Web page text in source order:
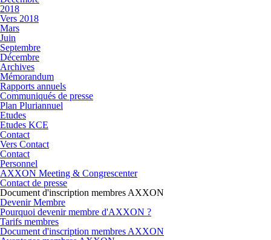
2018
Vers 2018
Mars
Juin
Septembre
Décembre
Archives
Mémorandum
Rapports annuels
Communiqués de presse
Plan Pluriannuel
Etudes
Etudes KCE
Contact
Vers Contact
Contact
Personnel
AXXON Meeting & Congrescenter
Contact de presse
Document d'inscription membres AXXON
Devenir Membre
Pourquoi devenir membre d'AXXON ?
Tarifs membres
Document d'inscription membres AXXON